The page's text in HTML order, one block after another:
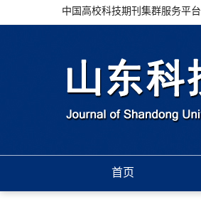
中国高校科技期刊集群服务平台
首页